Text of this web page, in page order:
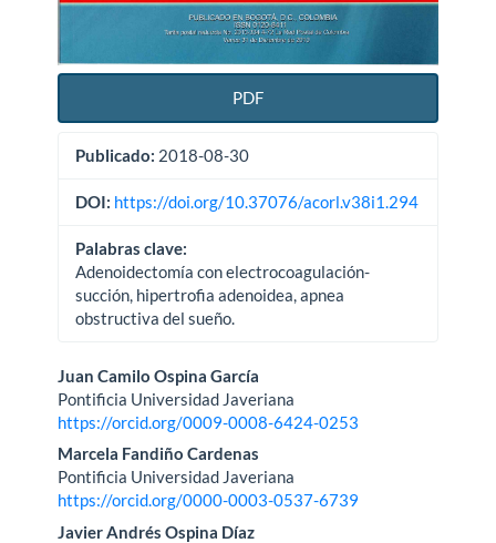
PDF
Publicado: 2018-08-30
DOI: https://doi.org/10.37076/acorl.v38i1.294
Palabras clave:
Adenoidectomía con electrocoagulación-
succión, hipertrofia adenoidea, apnea
obstructiva del sueño.
Contenido
principal
del
artículo
Juan Camilo Ospina García
Pontificia Universidad Javeriana
https://orcid.org/0009-0008-6424-0253
Marcela Fandiño Cardenas
Pontificia Universidad Javeriana
https://orcid.org/0000-0003-0537-6739
Javier Andrés Ospina Díaz